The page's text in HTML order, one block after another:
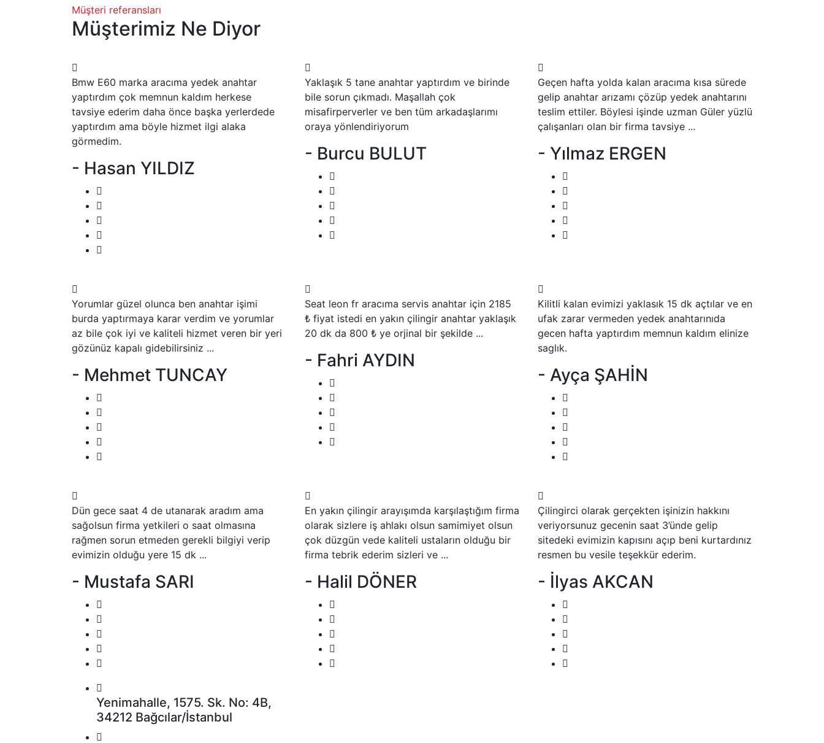
Müşteri referansları
Müşterimiz Ne Diyor
Bmw E60 marka aracıma yedek anahtar
yaptırdım çok memnun kaldım herkese
tavsiye ederim daha önce başka yerlerdede
yaptırdım ama böyle hizmet ilgi alaka
görmedim.
- Hasan YILDIZ
Yaklaşık 5 tane anahtar yaptırdım ve birinde
bile sorun çıkmadı. Maşallah çok
misafirperverler ve ben tüm arkadaşlarımı
oraya yönlendiriyorum
- Burcu BULUT
Geçen hafta yolda kalan aracıma kısa sürede
gelip anahtar arızamı çözüp yedek anahtarını
teslim ettiler. Böylesi işinde uzman Güler yüzlü
çalışanları olan bir firma tavsiye ...
- Yılmaz ERGEN
Yorumlar güzel olunca ben anahtar işimi
burda yaptırmaya karar verdim ve yorumlar
az bile çok iyi ve kaliteli hizmet veren bir yeri
gözünüz kapalı gidebilirsiniz ...
- Mehmet TUNCAY
Seat leon fr aracıma servis anahtar için 2185
₺ fiyat istedi en yakın çilingir anahtar yaklaşık
20 dk da 800 ₺ ye orjinal bir şekilde ...
- Fahri AYDIN
Kilitli kalan evimizi yaklasık 15 dk açtılar ve en
ufak zarar vermeden yedek anahtarınıda
gecen hafta yaptırdım memnun kaldım elinize
saglık.
- Ayça ŞAHİN
Dün gece saat 4 de utanarak aradım ama
sağolsun firma yetkileri o saat olmasına
rağmen sorun etmeden gerekli bilgiyi verip
evimizin olduğu yere 15 dk ...
- Mustafa SARI
En yakın çilingir arayışımda karşılaştığım firma
olarak sizlere iş ahlakı olsun samimiyet olsun
çok düzgün vede kaliteli ustaların olduğu bir
firma tebrik ederim sizleri ve ...
- Halil DÖNER
Çilingirci olarak gerçekten işinizin hakkını
veriyorsunuz gecenin saat 3’ünde gelip
sitedeki evimizin kapısını açıp beni kurtardınız
resmen bu vesile teşekkür ederim.
- İlyas AKCAN
Yenimahalle, 1575. Sk. No: 4B,
34212 Bağcılar/İstanbul